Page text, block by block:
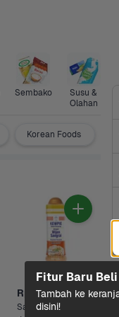
Sembako
Susu &
Olahan
Korean Foods
Rp37.900
Salad Dressing
Fitur Baru
Tambah ke
disini!